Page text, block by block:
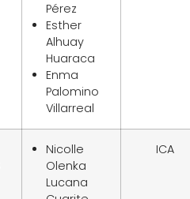
Pérez
Esther
Alhuay
Huaraca
Enma
Palomino
Villarreal
Nicolle
Olenka
Lucana
ICA